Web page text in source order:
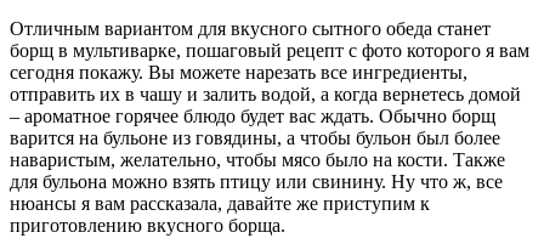
Отличным вариантом для вкусного сытного обеда станет
борщ в мультиварке, пошаговый рецепт с фото которого я вам
сегодня покажу. Вы можете нарезать все ингредиенты,
отправить их в чашу и залить водой, а когда вернетесь домой
– ароматное горячее блюдо будет вас ждать. Обычно борщ
варится на бульоне из говядины, а чтобы бульон был более
наваристым, желательно, чтобы мясо было на кости. Также
для бульона можно взять птицу или свинину. Ну что ж, все
нюансы я вам рассказала, давайте же приступим к
приготовлению вкусного борща.